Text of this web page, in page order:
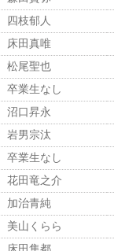
四枝郁人
床田真唯
松尾聖也
卒業生なし
沼口昇永
岩男宗汰
卒業生なし
花田竜之介
加治青純
美山くらら